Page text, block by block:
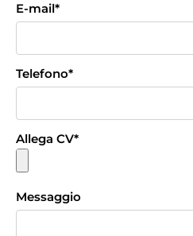
E-mail*
Telefono*
Allega CV*
Messaggio